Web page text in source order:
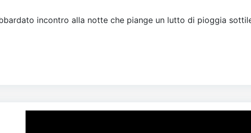
incontro alla notte che piange un lutto di pioggia